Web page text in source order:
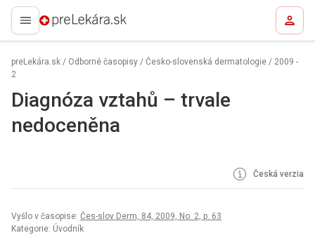
preLekára.sk
preLekára.sk / Odborné časopisy / Česko-slovenská dermatologie / 2009 -
2
Diagnóza vztahů – trvale
nedoceněna
Česká verzia
Vyšlo v časopise: Čes-slov Derm, 84, 2009, No. 2, p. 63
Kategorie: Úvodník